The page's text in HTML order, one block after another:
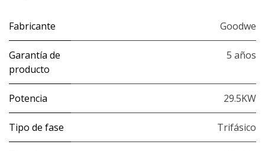
Fabricante Goodwe
Garantía de
producto
5 años
Potencia 29.5KW
Tipo de fase Trifásico